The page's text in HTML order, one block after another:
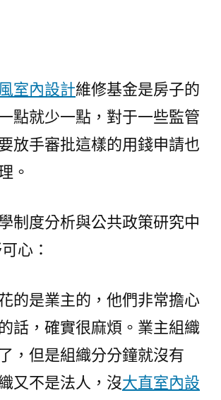
室內設計維修基金是房子的
點就少一點，對于一些監管
放手審批這樣的用錢申請也
。
制度分析與公共政策研究中
心：
的是業主的，他們非常擔心
話，確實很麻煩。業主組織
，但是組織分分鐘就沒有
又不是法人，沒大直室內設